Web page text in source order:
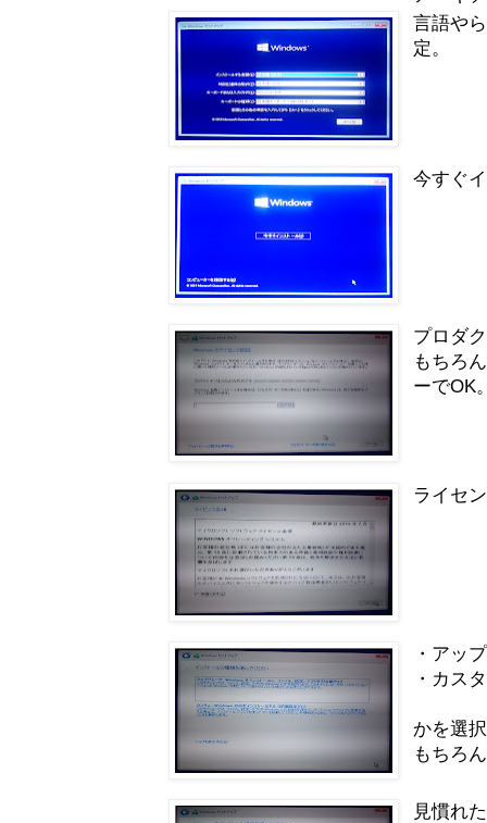
言語や
定。
今すぐ
プロダ
もちろ
ーでOK
ライセ
・アッ
・カス
かを選
もちろ
見慣れ